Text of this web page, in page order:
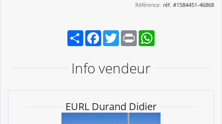
Référence: réf. #1584451-46868
PartagerFacebook
TwitterPrint
Info vendeur
EURL Durand Didier